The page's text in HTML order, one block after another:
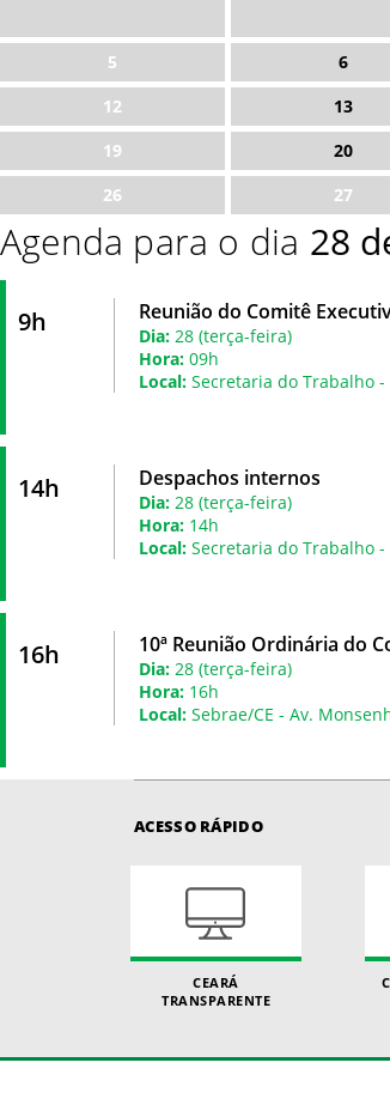
5
6
12
13
19
20
26
27
Agenda para o dia 28
9h Reunião do Comitê
Dia: 28 (terça-feira)
Hora: 09h
Local: Secretaria do Trabalho
14h Despachos internos
Dia: 28 (terça-feira)
Hora: 14h
Local: Secretaria do Trabalho
16h 10ª Reunião Ordinária do
Dia: 28 (terça-feira)
Hora: 16h
Local: Sebrae/CE - Av.
ACESSO RÁPIDO
CEARÁ
TRANSPARENTE